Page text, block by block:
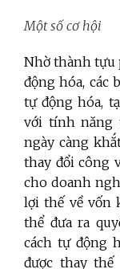
Một số cơ hội
Nhờ thành tựu
động hóa, các
tự động hóa,
với tính năng
ngày càng
thay đổi công
cho doanh
lợi thế về vốn
thể đưa ra
cách tự động
được thay